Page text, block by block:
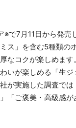
※で7月11日から発売
ス」を含む5種類の
なコクが楽しめま
いが楽しめる「生
が実施した調査で
「ご褒美・高級感